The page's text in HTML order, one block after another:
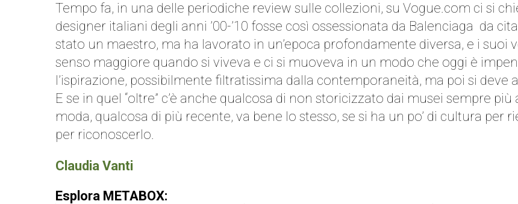
Tempo fa, in una delle periodiche review sulle collezioni, su Vogue.com ci si
designer italiani degli anni ’00-’10 fosse così ossessionata da Balenciaga da
stato un maestro, ma ha lavorato in un’epoca profondamente diversa, e i suoi
senso maggiore quando si viveva e ci si muoveva in un modo che oggi è
l’ispirazione, possibilmente filtratissima dalla contemporaneità, ma poi si deve
E se in quel “oltre” c’è anche qualcosa di non storicizzato dai musei sempre
moda, qualcosa di più recente, va bene lo stesso, se si ha un po’ di cultura per
per riconoscerlo.
Claudia Vanti
Esplora METABOX: